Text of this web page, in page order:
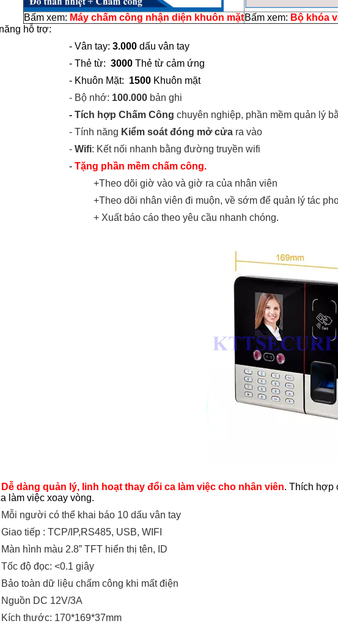
Bấm xem: Máy chấm công nhận diện khuôn mặtBấm xem: Bộ khóa
hỗ trợ:
- Vân tay: 3.000dấu vân tay
- Thẻ từ: 3000Thẻ từ cảm ứng
- Khuôn Mặt: 1500Khuôn mặt
- Bộ nhớ: 100.000bản ghi
- Tích hợp Chấm Công chuyên nghiệp, phần mềm quản lý
- Tính năng Kiểm soát đóng mở cửara vào
- Wifi: Kết nối nhanh bằng đường truyền wifi
- Tặng phần mềm chấm công.
+Theo dõi giờ vào và giờ ra của nhân viên
+Theo dõi nhân viên đi muộn, về sớm để quản lý tác
+ Xuất báo cáo theo yêu cầu nhanh chóng.
Dễ dàng quản lý, linh hoạt thay đổi ca làm việc cho nhân viên. Thích hợp
làm việc xoay vòng.
Mỗi người có thể khai báo 10 dấu vân tay
tiếp : TCP/IP,RS485, USB, WIFI
hình màu 2.8” TFT hiển thị tên, ID
Tốc độ đọc: <0.1 giây
Bảo toàn dữ liệu chấm công khi mất điện
DC 12V/3A
Kích thước: 170*169*37mm